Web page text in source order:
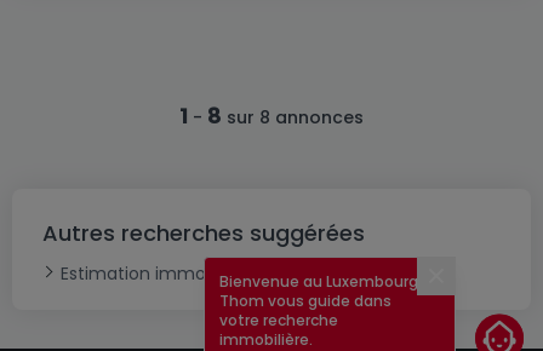
1 - 8 sur 8 annonces
Autres recherches suggérées
Estimation immobilièreBienvenue au Luxembourg !
Thom vous guide dans
votre recherche
immobilière.